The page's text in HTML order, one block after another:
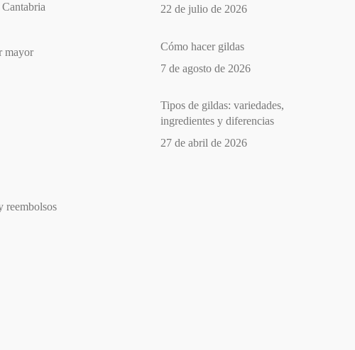
mayor
reembolsos
22 de julio de 2026
Cómo hacer gildas
7 de agosto de 2026
Tipos de gildas: variedades,
ingredientes y diferencias
27 de abril de 2026